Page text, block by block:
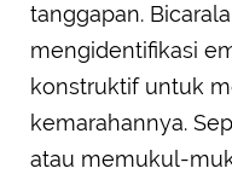
tanggapan.
mengidentifikasi
konstruktif untuk
kemarahannya.
atau memukul-